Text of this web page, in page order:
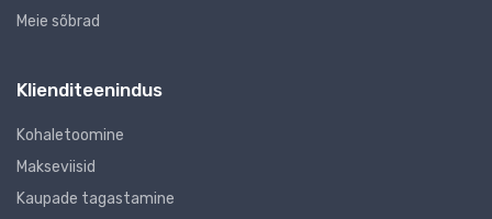
Meie sõbrad
Klienditeenindus
Kohaletoomine
Makseviisid
Kaupade tagastamine